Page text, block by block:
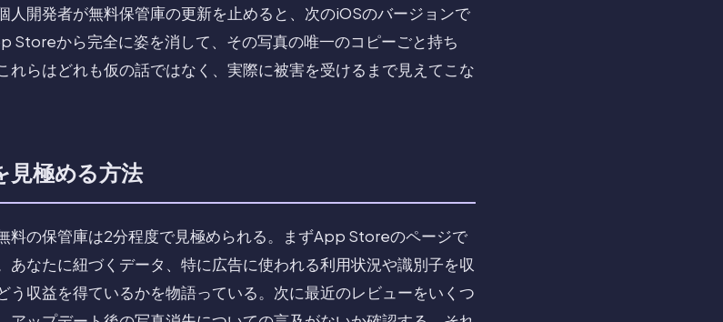
人開発者が無料保管庫の更新を止めると、次のiOSのバージョンで
Storeから完全に姿を消して、その写真の唯一のコピーごと持ち
れらはどれも仮の話ではなく、実際に被害を受けるまで見えてこな
見極める方法
料の保管庫は2分程度で見極められる。まずApp Storeのページで
あなたに紐づくデータ、特に広告に使われる利用状況や識別子を収
う収益を得ているかを物語っている。次に最近のレビューをいくつ